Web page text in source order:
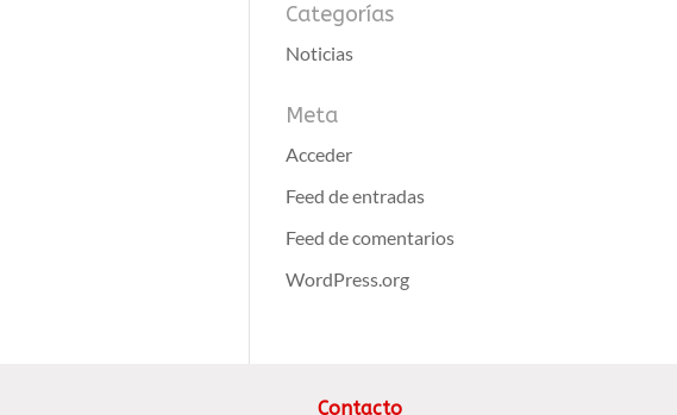
Categorías
Noticias
Meta
Acceder
Feed de entradas
Feed de comentarios
WordPress.org
Contacto